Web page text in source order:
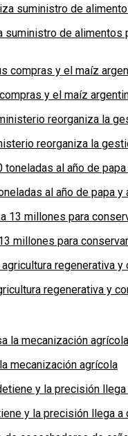
suministro de alimentos
y el maíz
reorganiza la
al año de papa
millones para
regenerativa y
mecanización agrícola
y la precisión llega